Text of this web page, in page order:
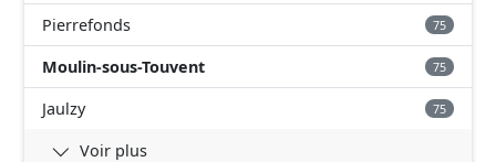
Pierrefonds 75
Moulin-sous-Touvent 75
Jaulzy 75
Voir plus